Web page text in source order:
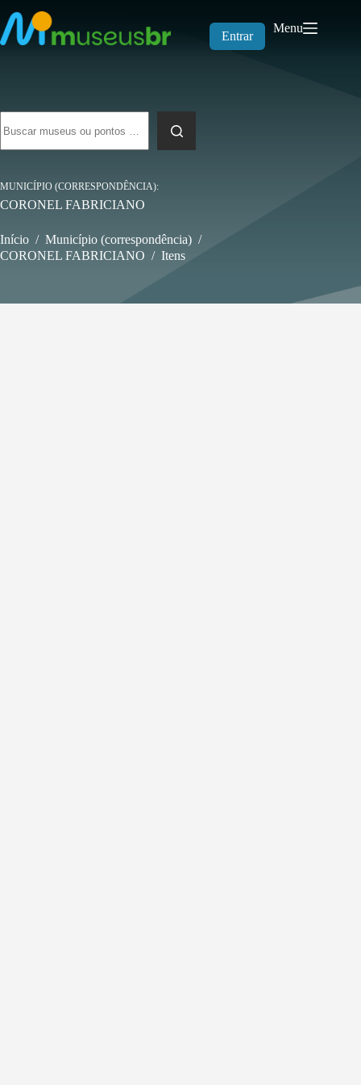
para
o
conteúdo
Entrar
Menu
resultados
MUNICÍPIO (CORRESPONDÊNCIA)
CORONEL FABRICIANO
Início / Município (correspondência) /
CORONEL FABRICIANO / Itens